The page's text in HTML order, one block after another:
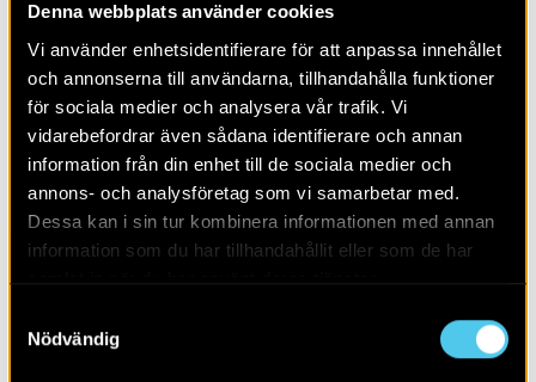
Denna webbplats använder cookies
Vi använder enhetsidentifierare för att anpassa innehållet
och annonserna till användarna, tillhandahålla funktioner
för sociala medier och analysera vår trafik. Vi
vidarebefordrar även sådana identifierare och annan
information från din enhet till de sociala medier och
annons- och analysföretag som vi samarbetar med.
Dessa kan i sin tur kombinera informationen med annan
information som du har tillhandahållit eller som de har
Nödvändig
en av gårdarna har textilberedning av lin och hampa
utförts. Brunnsliknande gropar för rötning har kunnat
beläggas. Inom gårdsområdet påträffades även
vävtyngder och en anläggning för framställning av tjära
(tjärtratt). Den senare kan ha haft betydelse för
impregnering av grövre textiler.
LÄS MER OM:
GNESTA SÖDERMANLAND